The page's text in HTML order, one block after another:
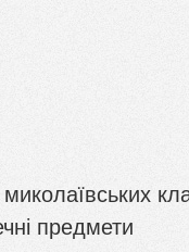
предмети